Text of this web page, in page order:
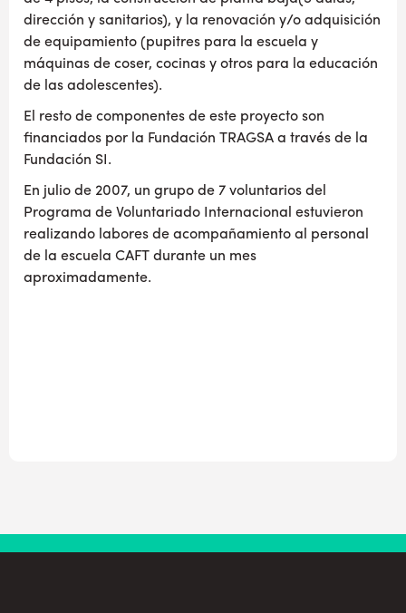
dirección y sanitarios), y la renovación y/o adquisición
de equipamiento (pupitres para la escuela y
máquinas de coser, cocinas y otros para la educación
de las adolescentes).
El resto de componentes de este proyecto son
financiados por la Fundación TRAGSA a través de la
Fundación SI.
En julio de 2007, un grupo de 7 voluntarios del
Programa de Voluntariado Internacional estuvieron
realizando labores de acompañamiento al personal
de la escuela CAFT durante un mes
aproximadamente.